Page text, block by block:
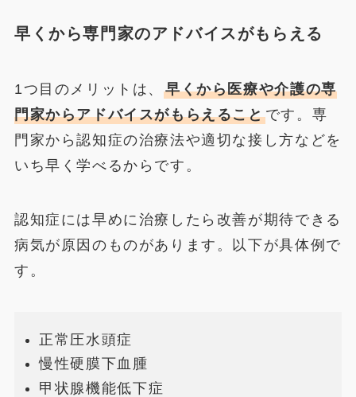
早くから専門家のアドバイスがもらえる
1つ目のメリットは、早くから医療や介護の専
門家からアドバイスがもらえることです。専
門家から認知症の治療法や適切な接し方などを
いち早く学べるからです。
認知症には早めに治療したら改善が期待できる
病気が原因のものがあります。以下が具体例で
す。
正常圧水頭症
慢性硬膜下血腫
甲状腺機能低下症